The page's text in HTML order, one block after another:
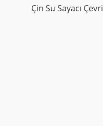
Çin Su Sayacı